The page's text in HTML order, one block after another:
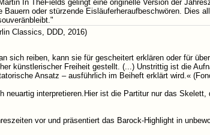
In TheFields gelingt eine originelle Version der
Bauern oder stürzende Eisläuferheraufbeschwören.
Classics, DDD, 2016)
sich reiben, kann sie für gescheitert erklären oder für
künstlerischer Freiheit gestellt. (...) Unstrittig ist die
Ansatz – ausführlich im Beiheft erklärt wird.«
neuartig interpretieren.Hier ist die Partitur nur das
vor und präsentiert das Barock-Highlight in